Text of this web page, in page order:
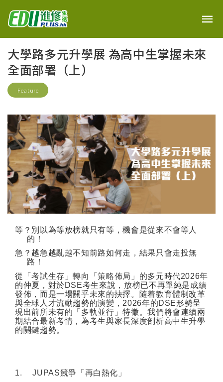
大學路多元升學展 為高中生掌握未來
全面部署（上）
Feature
等？別以為等放榜就只有等，機會是從來不會等人
的！
急？越急越亂越不知前路如何走，結果只會走投無
路！
從「考試生存」轉向「策略佈局」的多元時代2026年
的仲夏，對於DSE考生來說，放榜已不再單純是成績
發佈，而是一場關乎未來的抉擇。隨着教育體制改革
與全球人才流動趨勢的演變， 2026年的DSE形勢呈
現出前所未有的「多軌並行」特徵。我們將會連續兩
期結合最新考情，為考生與家長深度剖析高中生升學
的關鍵趨勢。
1. JUPAS競爭「再白熱化」